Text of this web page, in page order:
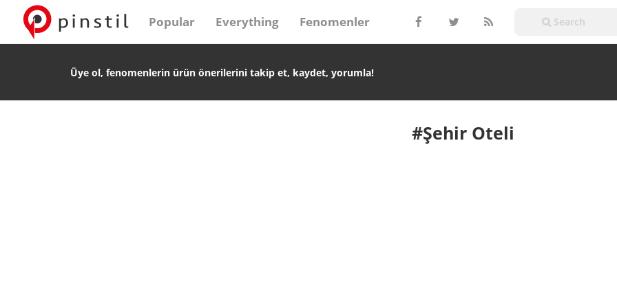
Popular Everything Fenomenler
Üye ol, fenomenlerin ürün önerilerini takip et, kaydet, yorumla!
#Şehir Oteli